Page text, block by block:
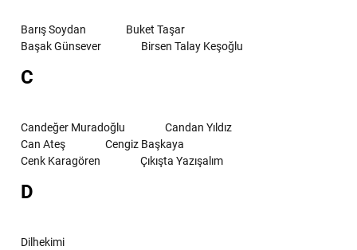
Barış Soydan
Buket Taşar
Başak Günsever
Birsen Talay Keşoğlu
C
Candeğer Muradoğlu
Candan Yıldız
Can Ateş
Cengiz Başkaya
Cenk Karagören
Çıkışta Yazışalım
D
Dilhekimi